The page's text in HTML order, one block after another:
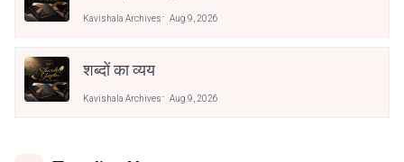
Kavishala Archives Aug 9, 2026
शब्दों का व्यय
Kavishala Archives Aug 9, 2026